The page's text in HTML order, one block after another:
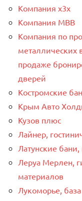
Компания x3x
Компания МВВ
Компания по
металлических
продаже
дверей
Костромские
Крым Авто
Кузов плюс
Лайнер,
Латунские
Леруа Мерлен,
материалов
Лукоморье,